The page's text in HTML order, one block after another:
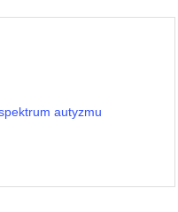
autyzmu